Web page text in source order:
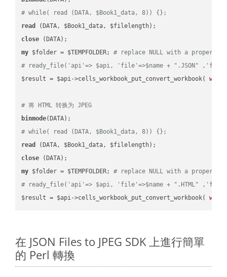
# while( read (DATA, $Book1_data, 8)) {};
read
close
my $folder = $TEMPFOLDER; # replace NULL with a proper
# ready_file('api'=> $api, 'file'=>$name + ".JSON"
$result = $api->cells_workbook_put_convert_workbook(
# 将 HTML 转换为 JPEG
binmode
# while( read (DATA, $Book1_data, 8)) {};
read
close
my $folder = $TEMPFOLDER; # replace NULL with a proper
# ready_file('api'=> $api, 'file'=>$name + ".HTML"
$result = $api->cells_workbook_put_convert_workbook(
在 JSON Files to JPEG SDK 上進行簡單
的 Perl 轉換